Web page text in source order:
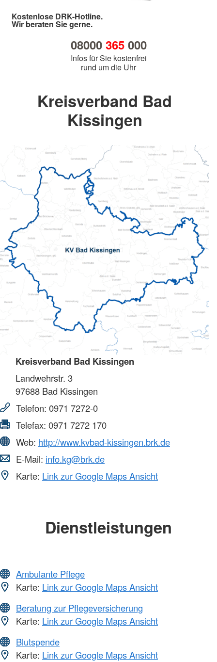
Kostenlose DRK-Hotline.
Wir beraten Sie gerne.
08000 365000
Infos für Sie kostenfrei
rund um die Uhr
Kreisverband Bad
Kissingen
Kreisverband Bad Kissingen
Landwehrstr. 3
97688 Bad Kissingen
Telefon: 0971 7272-0
Telefax: 0971 7272 170
Web: http://www.kvbad-kissingen.brk.de
E-Mail: info.kg@brk.de
Karte: Link zur Google Maps Ansicht
Dienstleistungen
Ambulante Pflege
Karte: Link zur Google Maps Ansicht
Beratung zur Pflegeversicherung
Karte: Link zur Google Maps Ansicht
Blutspende
Karte: Link zur Google Maps Ansicht